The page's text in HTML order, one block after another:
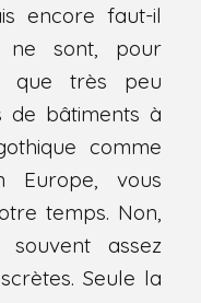
encore faut-il
ne sont, pour
que très peu
de bâtiments à
comme
Europe, vous
temps. Non,
souvent assez
Seule la